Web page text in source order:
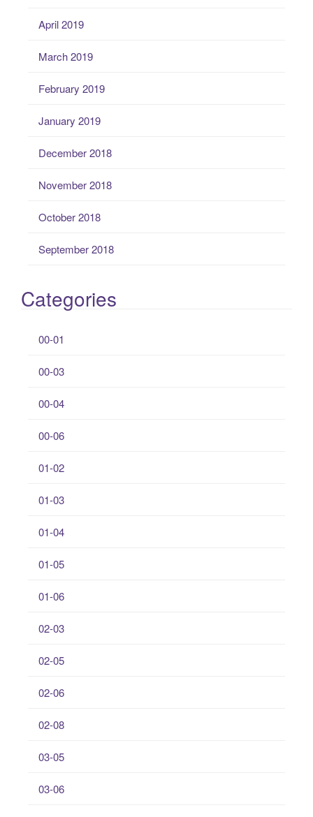
April 2019
March 2019
February 2019
January 2019
December 2018
November 2018
October 2018
September 2018
Categories
00-01
00-03
00-04
00-06
01-02
01-03
01-04
01-05
01-06
02-03
02-05
02-06
02-08
03-05
03-06